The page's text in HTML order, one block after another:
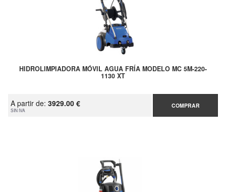
HIDROLIMPIADORA MÓVIL AGUA FRÍA MODELO MC 5M-220-
1130 XT
A partir de: 3929.00 €
SIN IVA
COMPRAR